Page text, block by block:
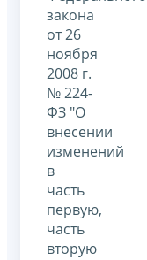
закона
от 26
ноября
2008 г.
№ 224-
ФЗ "О
внесении
изменений
в
часть
первую,
часть
вторую